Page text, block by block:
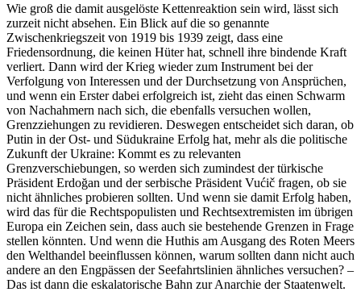
Wie groß die damit ausgelöste Kettenreaktion sein wird, lässt sich
zurzeit nicht absehen. Ein Blick auf die so genannte
Zwischenkriegszeit von 1919 bis 1939 zeigt, dass eine
Friedensordnung, die keinen Hüter hat, schnell ihre bindende Kraft
verliert. Dann wird der Krieg wieder zum Instrument bei der
Verfolgung von Interessen und der Durchsetzung von Ansprüchen,
und wenn ein Erster dabei erfolgreich ist, zieht das einen Schwarm
von Nachahmern nach sich, die ebenfalls versuchen wollen,
Grenzziehungen zu revidieren. Deswegen entscheidet sich daran, ob
Putin in der Ost- und Südukraine Erfolg hat, mehr als die politische
Zukunft der Ukraine: Kommt es zu relevanten
Grenzverschiebungen, so werden sich zumindest der türkische
Präsident Erdoğan und der serbische Präsident Vućič fragen, ob sie
nicht ähnliches probieren sollten. Und wenn sie damit Erfolg haben,
wird das für die Rechtspopulisten und Rechtsextremisten im übrigen
Europa ein Zeichen sein, dass auch sie bestehende Grenzen in Frage
stellen könnten. Und wenn die Huthis am Ausgang des Roten Meers
den Welthandel beeinflussen können, warum sollten dann nicht auch
andere an den Engpässen der Seefahrtslinien ähnliches versuchen? –
Das ist dann die eskalatorische Bahn zur Anarchie der Staatenwelt.